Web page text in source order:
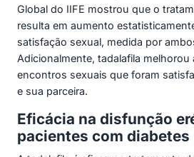
Global do IIFE mostrou que o
resulta em aumento
satisfação sexual, medida por
Adicionalmente, tadalafila
encontros sexuais que foram
e sua parceira.
Eficácia na disfunção
pacientes com diabetes